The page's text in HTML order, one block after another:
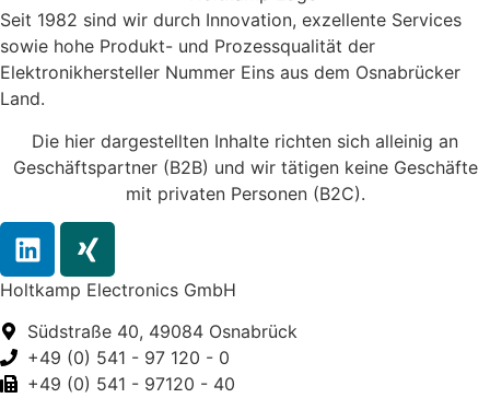
Seit 1982 sind wir durch Innovation, exzellente Services
sowie hohe Produkt- und Prozessqualität der
Elektronikhersteller Nummer Eins aus dem Osnabrücker
Land.
Die hier dargestellten Inhalte richten sich alleinig an
Geschäftspartner (B2B) und wir tätigen keine Geschäfte
mit privaten Personen (B2C).
Holtkamp Electronics GmbH
Südstraße 40, 49084 Osnabrück
+49 (0) 541 - 97 120 - 0
+49 (0) 541 - 97120 - 40